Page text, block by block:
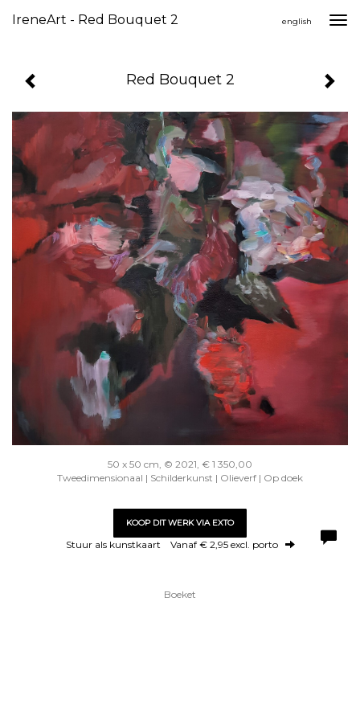
IreneArt - Red Bouquet 2 english
Red Bouquet 2
50 x 50 cm, © 2021, € 1 350,00
Tweedimensionaal | Schilderkunst | Olieverf | Op doek
KOOP DIT WERK VIA EXTO
Stuur als kunstkaart Vanaf € 2,95 excl. porto
Boeket